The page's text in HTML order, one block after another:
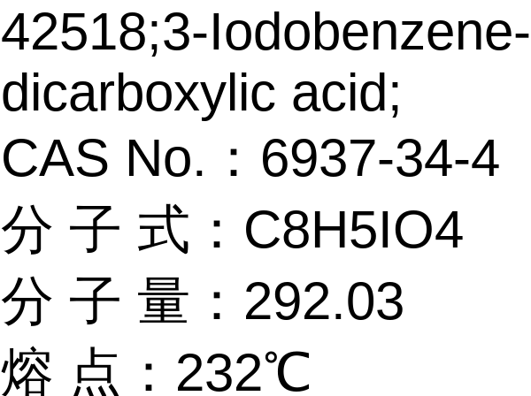
42518;3-
dicarboxylic acid;
CAS No.：6937-34-4
分 子 式：C8H5IO4
分 子 量：292.03
熔 点：232℃